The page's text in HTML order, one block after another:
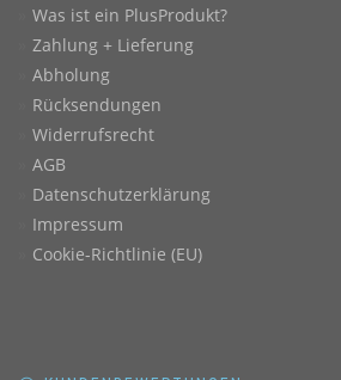
Was ist ein PlusProdukt?
Zahlung + Lieferung
Abholung
Rücksendungen
Widerrufsrecht
AGB
Datenschutzerklärung
Impressum
Cookie-Richtlinie (EU)